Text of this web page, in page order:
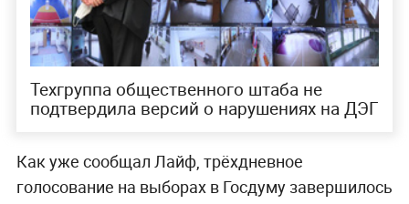
Техгруппа общественного штаба не
подтвердила версий о нарушениях на ДЭГ
Как уже сообщал Лайф, трёхдневное
голосование на выборах в Госдуму завершилось